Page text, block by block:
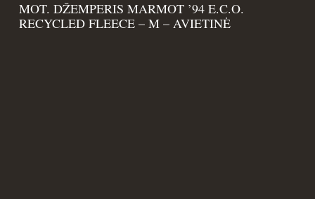
MOT. DŽEMPERIS MARMOT ’94 E.C.O.
RECYCLED FLEECE – M – AVIETINĖ